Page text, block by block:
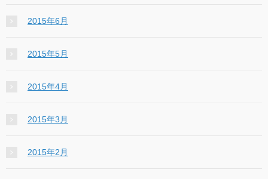
2015年6月
2015年5月
2015年4月
2015年3月
2015年2月